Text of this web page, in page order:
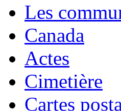
Les
Canada
Actes
Cimetière
Cartes